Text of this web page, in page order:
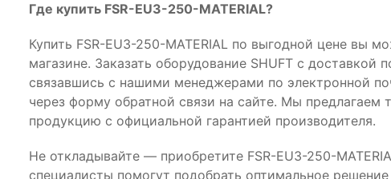
Где купить FSR-EU3-250-MATERIAL?
Купить FSR-EU3-250-MATERIAL по выгодной цене вы
магазине. Заказать оборудование SHUFT с доставкой
связавшись с нашими менеджерами по электронной
через форму обратной связи на сайте. Мы предлагаем
продукцию с официальной гарантией производителя.
Не откладывайте — приобретите FSR-EU3-250-
специалисты помогут подобрать оптимальное